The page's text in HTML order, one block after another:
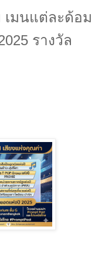
มนแต่ละด้อม
รางวัล